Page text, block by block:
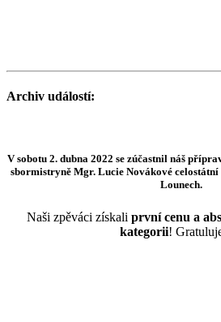
Archiv událostí:
V sobotu 2. dubna 2022 se zúčastnil náš
sbormistryně Mgr. Lucie Novákové
Lounech.
Naši zpěváci získali první cenu a
kategorii!